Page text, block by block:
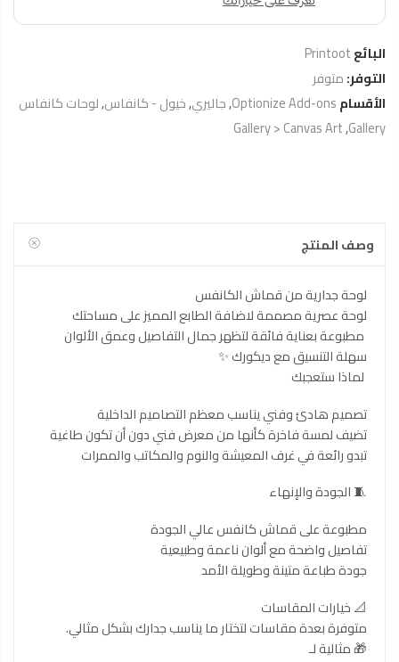
البائعPrintoot
التوفر:متوفر
الأقسامOptionize Add-ons
,جاليري,خيول - كانفاس,لوحات كانفاس
Gallery
,
Gallery > Canvas Art
وصف المنتج
لوحة جدارية من قماش الكانفس
لوحة عصرية مصممة لاضافة الطابع المميز على مساحتك
مطبوعة بعناية فائقة لتظهر جمال التفاصيل وعمق الألوان
سهلة التنسيق مع ديكورك ✨
لماذا ستعجبك
تصميم هادئ وفني يناسب معظم التصاميم الداخلية
تضيف لمسة فاخرة كأنها من معرض فني دون أن تكون طاغية
تبدو رائعة في غرف المعيشة والنوم والمكاتب والممرات
🧵 الجودة والإنهاء
مطبوعة على قماش كانفس عالي الجودة
تفاصيل واضحة مع ألوان ناعمة وطبيعية
جودة طباعة متينة وطويلة الأمد
📐 خيارات المقاسات
متوفرة بعدة مقاسات لتختار ما يناسب جدارك بشكل مثالي.
🎁 مثالية لـ